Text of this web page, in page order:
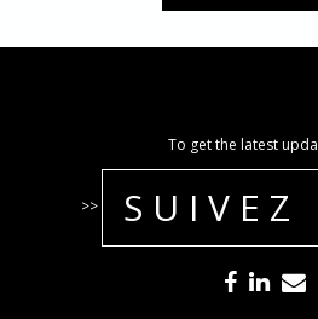
To get the latest
>> SUIVEZ